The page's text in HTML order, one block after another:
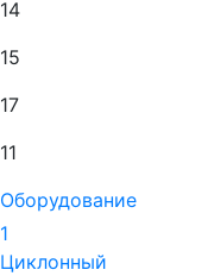
14
15
17
11
Оборудование
1
Циклонный